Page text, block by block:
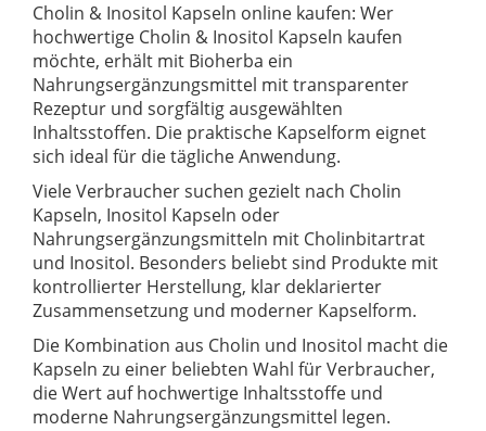
Cholin & Inositol Kapseln online kaufen: Wer
hochwertige Cholin & Inositol Kapseln kaufen
möchte, erhält mit Bioherba ein
Nahrungsergänzungsmittel mit transparenter
Rezeptur und sorgfältig ausgewählten
Inhaltsstoffen. Die praktische Kapselform eignet
sich ideal für die tägliche Anwendung.
Viele Verbraucher suchen gezielt nach Cholin
Kapseln, Inositol Kapseln oder
Nahrungsergänzungsmitteln mit Cholinbitartrat
und Inositol. Besonders beliebt sind Produkte mit
kontrollierter Herstellung, klar deklarierter
Zusammensetzung und moderner Kapselform.
Die Kombination aus Cholin und Inositol macht die
Kapseln zu einer beliebten Wahl für Verbraucher,
die Wert auf hochwertige Inhaltsstoffe und
moderne Nahrungsergänzungsmittel legen.